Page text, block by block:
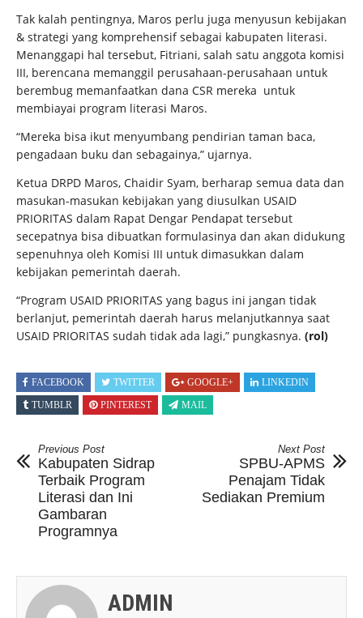
Tak kalah pentingnya, Maros perlu juga menyusun kebijakan
& strategi yang komprehensif sebagai kabupaten literasi.
Menanggapi hal tersebut, Fitriani, salah satu anggota komisi
III, berencana memanggil perusahaan-perusahaan untuk
berembug memanfaatkan dana CSR mereka untuk
membiayai program literasi Maros.
“Mereka bisa ikut menyumbang pendirian taman baca,
pengadaan buku dan sebagainya,” ujarnya.
Ketua DRPD Maros, Chaidir Syam, berharap semua data dan
masukan-masukan kebijakan yang diusulkan USAID
PRIORITAS dalam Rapat Dengar Pendapat tersebut
secepatnya bisa dibuatkan formulasinya dan akan didukung
sepenuhnya oleh Komisi III untuk dimasukkan dalam
kebijakan pemerintah daerah.
“Program USAID PRIORITAS yang bagus ini jangan tidak
berlanjut, pemerintah daerah harus melanjutkannya saat
USAID PRIORITAS sudah tidak ada lagi,” pungkasnya. (rol)
FACEBOOK TWITTER GOOGLE+
LINKEDIN
TUMBLR
PINTEREST MAIL
Previous Post
Kabupaten Sidrap
Terbaik Program
Literasi dan Ini
Gambaran
Programnya
Next Post
SPBU-APMS
Penajam Tidak
Sediakan Premium
ADMIN